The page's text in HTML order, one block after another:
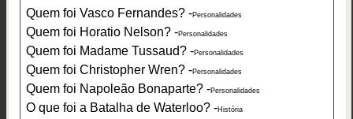
Quem foi Vasco Fernandes? -Personalidades
Quem foi Horatio Nelson? -Personalidades
Quem foi Madame Tussaud? -Personalidades
Quem foi Christopher Wren? -Personalidades
Quem foi Napoleão Bonaparte? -Personalidades
O que foi a Batalha de Waterloo? -História